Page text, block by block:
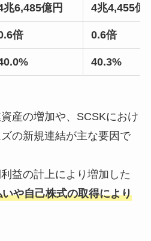
兆6,485億円 4兆4,455億
倍 0.6倍
40.3%
産の増加や、SCSKにおけ
の新規連結が主な要因で
益の計上により増加した
や自己株式の取得により